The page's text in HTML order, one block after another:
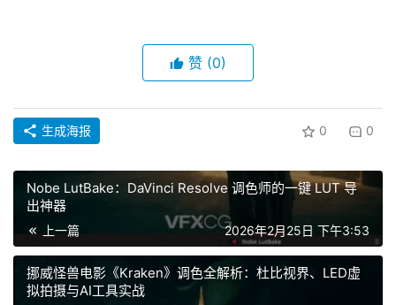
赞 (0)
生成海报 0 0
Nobe LutBake：DaVinci Resolve 调色师的一键 LUT 导
出神器
上一篇 2026年2月25日 下午3:53
挪威怪兽电影《Kraken》调色全解析：杜比视界、LED虚
拟拍摄与AI工具实战